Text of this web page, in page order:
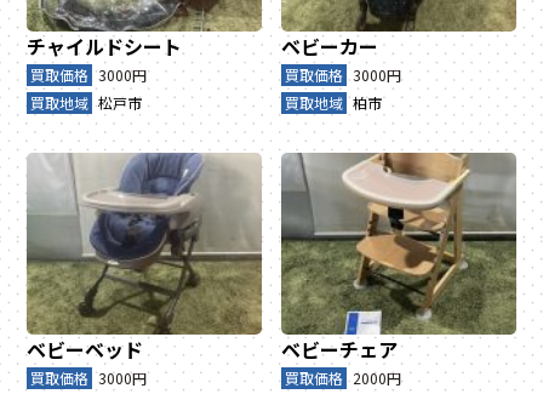
チャイルドシート
買取価格 3000円
買取地域 松戸市
ベビーカー
買取価格 3000円
買取地域 柏市
ベビーベッド
買取価格 3000円
ベビーチェア
買取価格 2000円